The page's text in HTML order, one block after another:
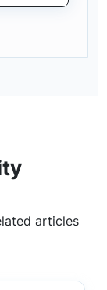
articles